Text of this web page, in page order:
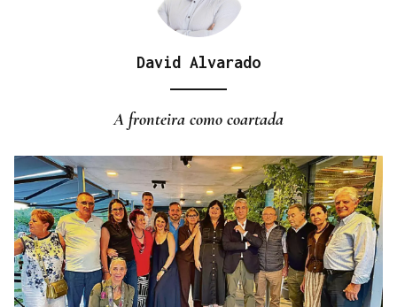
David Alvarado
A fronteira como coartada